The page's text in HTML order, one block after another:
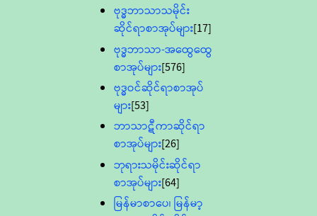
ဗုဒ္ဓဘာသာသမိုင်း
ဆိုင်ရာစာအုပ်များ[17]
ဗုဒ္ဓဘာသာ-အထွေထွေ
စာအုပ်များ[576]
ဗုဒ္ဓဝင်ဆိုင်ရာစာအုပ်
များ[53]
ဘာသာဋီကာဆိုင်ရာ
စာအုပ်များ[26]
ဘုရားသမိုင်းဆိုင်ရာ
စာအုပ်များ[64]
မြန်မာစာပေ၊ မြန်မာ့